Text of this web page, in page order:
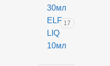
30мл
ELF
LIQ
10мл
17